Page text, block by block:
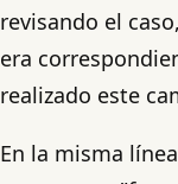
revisando el
era
realizado este
En la misma